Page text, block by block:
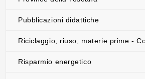
Pubblicazioni didattiche
Riciclaggio, riuso, materie prime -
Risparmio energetico